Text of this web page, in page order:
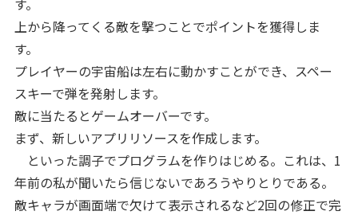
上から降ってくる敵を撃つことでポイントを獲得しま
す。
プレイヤーの宇宙船は左右に動かすことができ、スペー
スキーで弾を発射します。
敵に当たるとゲームオーバーです。
まず、新しいアプリリソースを作成します。
といった調子でプログラムを作りはじめる。これは、1
年前の私が聞いたら信じないであろうやりとりである。
敵キャラが画面端で欠けて表示されるなど2回の修正で完